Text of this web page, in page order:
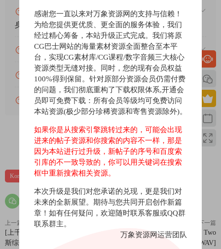
翻转脚本：即时反转和步进音量控制
使用直观的反向补丁扭曲现实，即时反转每个样本层以发现意想
不到的声音纹理。通过每层步进音量塑造节奏脉冲和不断变化的
动态，为您的四层声音设计添加复杂的运动。
该库专为充分的可演奏性而设计，这要归功于其对各种音符的详
细多重采样。这可确保您在键盘上移动时一致的字符。
需要NIKontaktFULL v5.8.1或更高版本。它不适
用于 Kontakt Player！
Real Electric Guitars, Reimagined for Cinematic Expression
Micron FRETS brings clean, expressive electric guitars into the
Micron XY Playable engine. Every note is sampled diatonically
across every string, giving you authentic responsiveness and depth.
Choose which string fret group to perform on, just like a guitarist —
for unique tonal variations and realism or let the engine choose the
best position for your phrases.
From soft finger-picked notes to slanted, scratchy plectrum attacks –
each articulation is carefully captured to convey warmth, intimacy,
赞助包月VIP（或包年VIP）后能升级包年（或终
身VIP）吗？
为什么付款了未开通VIP会员？
账号可以分享或者借给别人用吗？
VIP会员剩余时间查询？
0 0
Kontakt 吉他贝斯 音源
上一篇
[上千种音色：AI机器建模吉他贝
斯综合效果插件] IK Multimedia
下一篇
[婚礼综合音效FX采样]Plus Two
Store Wedding SFX [WAV]
感谢您一直以来对万象资源网的支持与信赖！
为给您提供更优质、更全面的服务体验，我们
经过精心筹备，本站升级正式完成。我们将原
CG巴士网站的海量素材资源全面整合至本平
台，实现CG素材库/CG课程/数字音频三大核心
资源类型无缝对接。同时，您的现有会员权益
100%得到保留。针对原部分资源会员仍需付费
的问题，我们彻底重构了下载权限体系,开通会
员即可免费下载：所有会员等级均可免费访问
本站资源(极少部分珍稀资源和寄售资源除外)。
如果你是从搜索引擎跳转过来的，可能会出现
进来的帖子资源和你搜索的内容不一样，那是
因为本站进行过升级，新帖子的序号和百度索
引库的不一致导致的，你可以用关键词在搜索
框中重新搜索相关资源。
本次升级是我们对您承诺的兑现，更是我们对
未来的全新展望。期待与您共同开启创作新篇
章！如有任何疑问，欢迎随时联系客服或QQ群
联系群主。
万象资源网运营团队